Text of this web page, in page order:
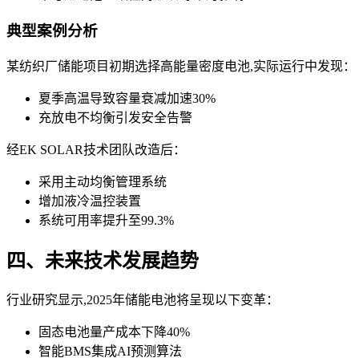
典型案例分析
某纺织厂储能项目初期选择高能量密度电池,实际运行中发现：
夏季高温导致容量衰减加速30%
充放电不均衡引发安全告警
经EK SOLAR技术团队改造后：
采用主动均衡管理系统
增加液冷温控装置
系统可用率提升至99.3%
四、未来技术发展趋势
行业研究显示,2025年储能电池将呈现以下变革：
固态电池量产成本下降40%
智能BMS集成AI预测算法